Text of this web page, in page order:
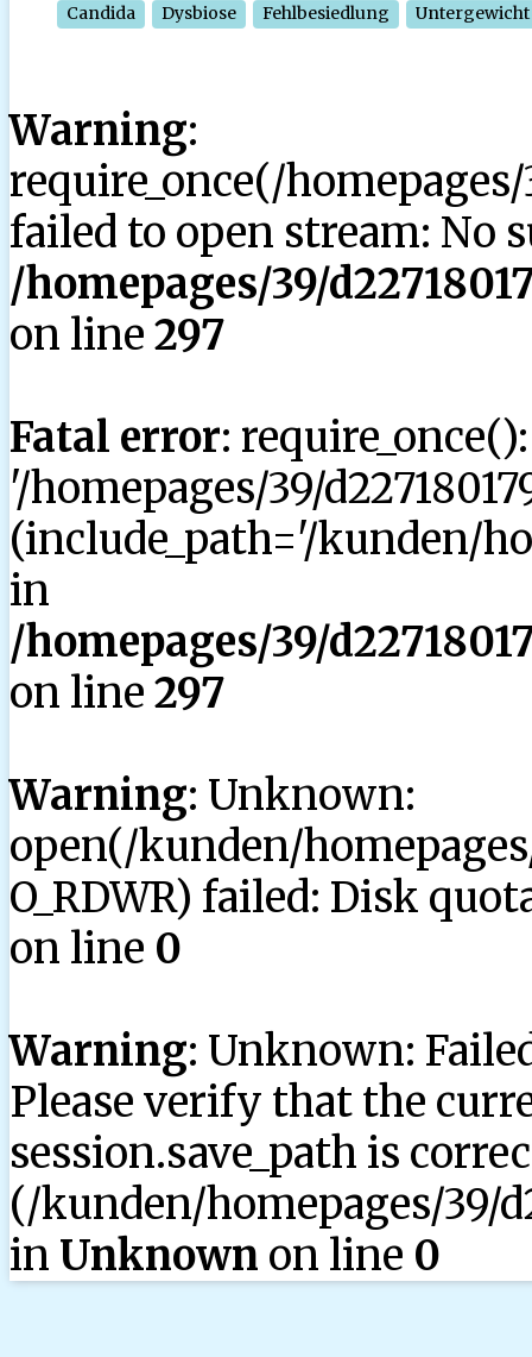
Candida
Dysbiose Fehlbesiedlung Untergewicht
Warning:
require_once(/
failed to open stream: No
/homepages/39/
on line 297
Fatal error:
'/homepages/39/
(include_path='/kunden/
in
/homepages/39/
on line 297
Warning: Unknown:
open(/kunden/
O_RDWR) failed: Disk
on line 0
Warning: Unknown:
Please verify that the
session.save_path is
(/kunden/homepages/39/
in Unknown on line 0